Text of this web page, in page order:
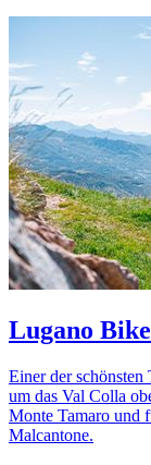
Lugano
Einer der
um das Val Colla
Monte Tamaro und
Malcantone.